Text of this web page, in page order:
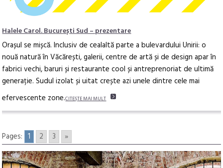
Halele Carol. București Sud – prezentare
Orașul se mișcă. Inclusiv de cealaltă parte a bulevardului Unirii: o
nouă natură în Văcărești, galerii, centre de artă și de design apar în
fabrici vechi, baruri și restaurante cool și antreprenoriat de ultimă
generație. Sudul izolat și uitat crește azi unele dintre cele mai
efervescente zone.CITEŞTE MAI MULT
Pages: 1 2 3 »